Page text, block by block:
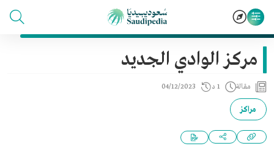
مركز الوادي الجديد
مقالة 1 د 04/12/2023
مراكز